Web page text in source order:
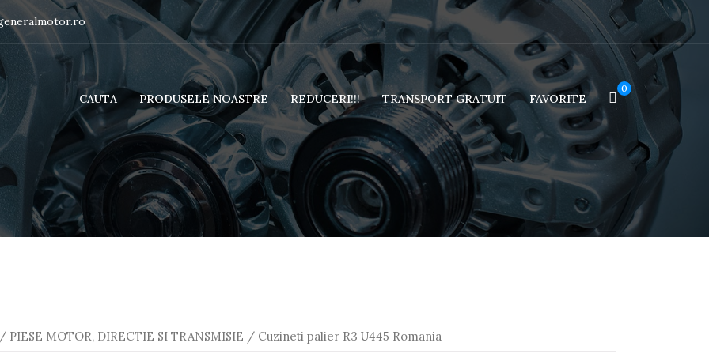
CAUTA PRODUSELE NOASTRE REDUCERI!!! TRANSPORT GRATUIT FAVORITE
0
/ PIESE MOTOR, DIRECTIE SI TRANSMISIE / Cuzineti palier R3 U445 Romania